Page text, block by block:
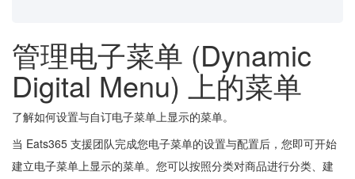
管理电子菜单 (Dynamic
Digital Menu) 上的菜单
了解如何设置与自订电子菜单上显示的菜单。
当 Eats365 支援团队完成您电子菜单的设置与配置后，您即可开始
建立电子菜单上显示的菜单。您可以按照分类对商品进行分类、建